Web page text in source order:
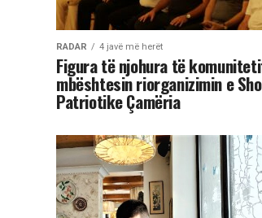
RADAR 4 javë më herët
Figura të njohura të
mbështesin riorganizimin e
Patriotike Çamëria